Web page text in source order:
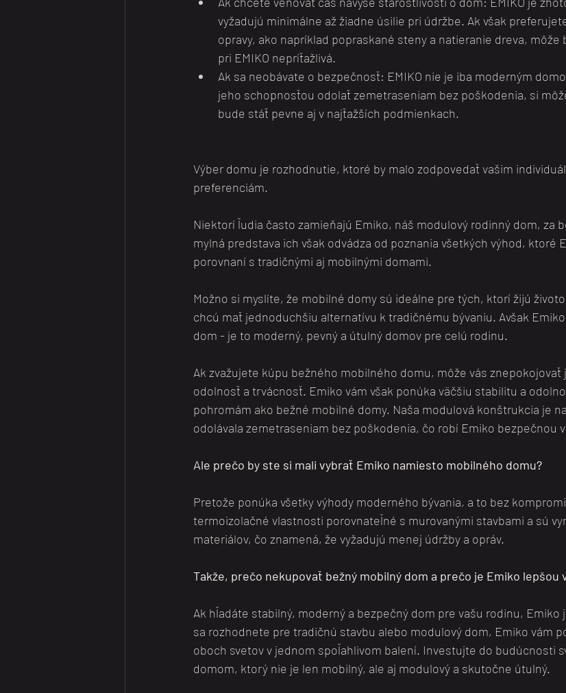
vyžadujú minimálne až žiadne úsilie pri údržbe. Ak však
opravy, ako napríklad popraskané steny a natieranie dreva,
pri EMIKO nepríťažlivá.
Ak sa neobávate o bezpečnosť: EMIKO nie je iba moderným
jeho schopnosťou odolať zemetraseniam bez poškodenia, si
bude stáť pevne aj v najťažších podmienkach.
Výber domu je rozhodnutie, ktoré by malo zodpovedať vašim
preferenciám.
Niektorí ľudia často zamieňajú Emiko, náš modulový rodinný dom, za
mylná predstava ich však odvádza od poznania všetkých výhod, ktoré
porovnaní s tradičnými aj mobilnými domami.
Možno si myslíte, že mobilné domy sú ideálne pre tých, ktorí žijú
chcú mať jednoduchšiu alternatívu k tradičnému bývaniu. Avšak
dom - je to moderný, pevný a útulný domov pre celú rodinu.
Ak zvažujete kúpu bežného mobilného domu, môže vás
odolnosť a trvácnosť. Emiko vám však ponúka väčšiu stabilitu a
pohromám ako bežné mobilné domy. Naša modulová konštrukcia je
odolávala zemetraseniam bez poškodenia, čo robí Emiko bezpečnou
Ale prečo by ste si mali vybrať Emiko namiesto mobilného domu?
Pretože ponúka všetky výhody moderného bývania, a to bez
termoizolačné vlastnosti porovnateľné s murovanými stavbami a sú
materiálov, čo znamená, že vyžadujú menej údržby a opráv.
Takže, prečo nekupovať bežný mobilný dom a prečo je Emiko lepšou
Ak hľadáte stabilný, moderný a bezpečný dom pre vašu rodinu, Emiko
sa rozhodnete pre tradičnú stavbu alebo modulový dom, Emiko vám
oboch svetov v jednom spoľahlivom balení. Investujte do budúcnosti
domom, ktorý nie je len mobilný, ale aj modulový a skutočne útulný.